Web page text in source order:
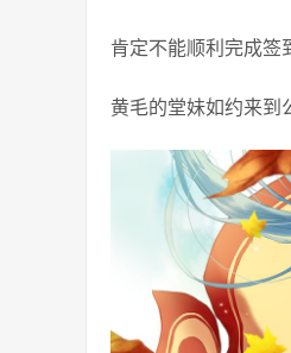
肯定不能顺利完成签
黄毛的堂妹如约来到